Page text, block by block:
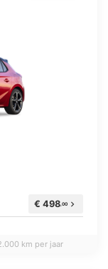
€ 498,00 chevron_right
km per jaar